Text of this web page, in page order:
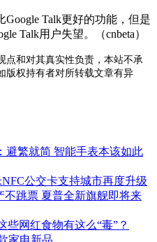
Talk更好的功能，但是
Talk用户失望。（cnbeta）
点和对其真实性负责，本站不承
版权持有者对所转载文章有异
避繁就简 智能手表本该如此
公交卡支持城市再度升级
不跳票 夏普全新旗舰即将来
些网红食物有这么“毒”？
家电新品